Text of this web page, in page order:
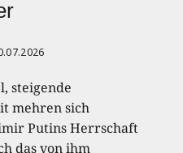
steigende
mehren sich
Putins Herrschaft
das von ihm